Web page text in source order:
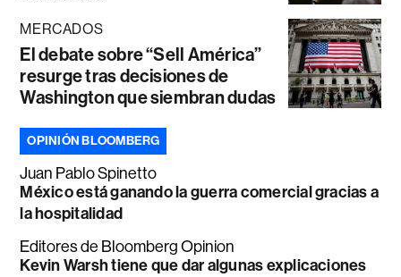
MERCADOS
El debate sobre “Sell América”
resurge tras decisiones de
Washington que siembran dudas
OPINIÓN BLOOMBERG
Juan Pablo Spinetto
México está ganando la guerra comercial gracias a
la hospitalidad
Editores de Bloomberg Opinion
Kevin Warsh tiene que dar algunas explicaciones